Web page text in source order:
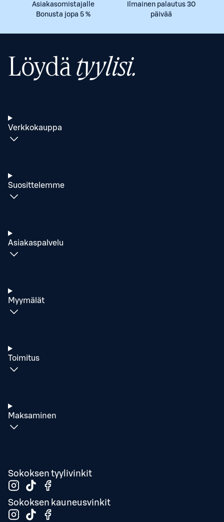
Asiakasomistajalle
Bonusta jopa 5 %
Ilmainen palautus 30
päivää
Löydätyylisi.
Verkkokauppa
Suosittelemme
Asiakaspalvelu
Myymälät
Toimitus
Maksaminen
Sokoksen tyylivinkit
Sokoksen kauneusvinkit